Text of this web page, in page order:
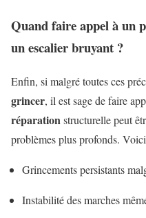
Quand faire appel à un
un escalier bruyant ?
Enfin, si malgré toutes ces
grincer, il est sage de faire
réparationstructurelle peut
problèmes plus profonds.
Grincements persistants
Instabilité des marches